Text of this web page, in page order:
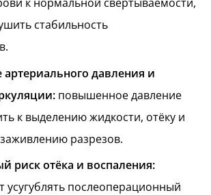
стабильность
давления и
повышенное давление
к выделению жидкости, отёку и
разрезов.
риск отёка и воспаления:
усугублять послеоперационный